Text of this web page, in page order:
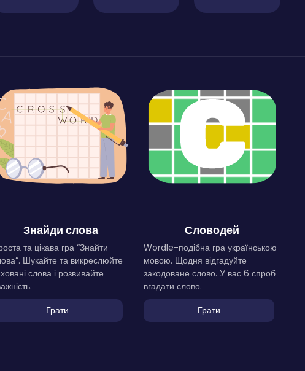
Знайди слова
та цікава гра “Знайти
Шукайте та викреслюйте
слова і розвивайте
Грати
Словодей
Wordle-подібна гра українською
мовою. Щодня відгадуйте
закодоване слово. У вас 6 спроб
вгадати слово.
Грати